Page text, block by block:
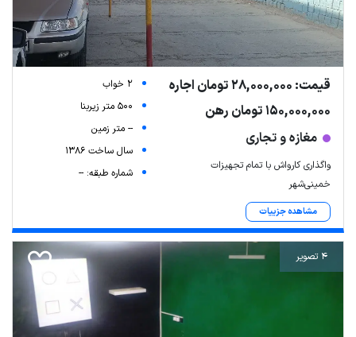
قیمت: 28,000,000 تومان اجاره
150,000,000 تومان رهن
مغازه و تجاری
واگذاری کارواش با تمام تجهیزات
خمینی‌شهر
مشاهده جزییات
2 خواب
500 متر زیربنا
-- متر زمین
سال ساخت 1386
شماره طبقه: --
4 تصویر